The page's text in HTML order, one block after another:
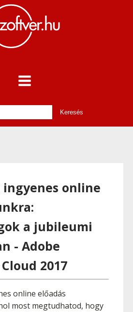
ingyenes online
a jubileumi
- Adobe
2017
online előadás
most megtudhatod, hogy